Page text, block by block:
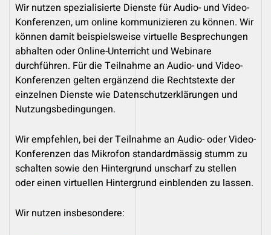
Wir nutzen spezialisierte Dienste für Audio- und Video-
Konferenzen, um online kommunizieren zu können. Wir
können damit beispielsweise virtuelle Besprechungen
abhalten oder Online-Unterricht und Webinare
durchführen. Für die Teilnahme an Audio- und Video-
Konferenzen gelten ergänzend die Rechtstexte der
einzelnen Dienste wie Datenschutzerklärungen und
Nutzungsbedingungen.
Wir empfehlen, bei der Teilnahme an Audio- oder Video-
Konferenzen das Mikrofon standardmässig stumm zu
schalten sowie den Hintergrund unscharf zu stellen
oder einen virtuellen Hintergrund einblenden zu lassen.
Wir nutzen insbesondere: